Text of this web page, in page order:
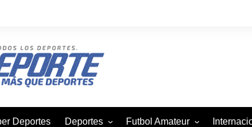
Deportes Deportes Futbol Amateur